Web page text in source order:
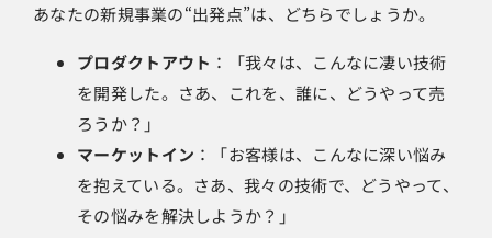
あなたの新規事業の“出発点”は、どちらでしょうか。
プロダクトアウト ：「我々は、こんなに凄い技術
を開発した。さあ、これを、誰に、どうやって売
ろうか？」
マーケットイン ：「お客様は、こんなに深い悩み
を抱えている。さあ、我々の技術で、どうやって、
その悩みを解決しようか？」